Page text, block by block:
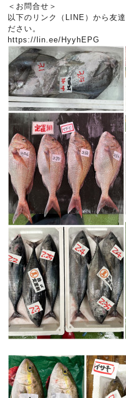
＜お問合せ＞
以下のリンク（LINE）から友
ださい。
https://lin.ee/HyyhEPG